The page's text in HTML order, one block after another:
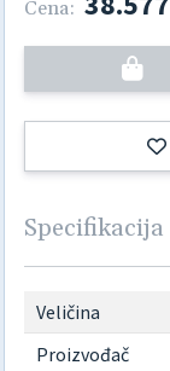
Cena:
Specifikacija
Veličina
Proizvođač